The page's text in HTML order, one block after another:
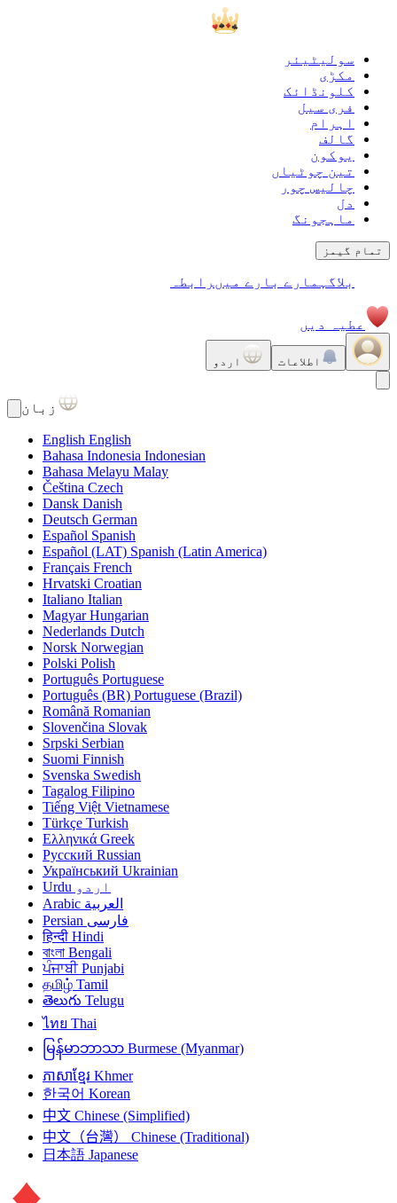
سولیٹیئر
مکڑی
کلونڈائک
فری سیل
اہرام
گالف
يوكون
تین چوٹیاں
چالیس چور
دل
ماہجونگ
تمام گیمز
بلاگ ہمارے بارے میں رابطہ
عطیہ دیں
اطلاعات اردو
زبان
English English
Bahasa Indonesia Indonesian
Bahasa Melayu Malay
Čeština Czech
Dansk Danish
Deutsch German
Español Spanish
Español (LAT) Spanish (Latin America)
Français French
Hrvatski Croatian
Italiano Italian
Magyar Hungarian
Nederlands Dutch
Norsk Norwegian
Polski Polish
Português Portuguese
Português (BR) Portuguese (Brazil)
Română Romanian
Slovenčina Slovak
Srpski Serbian
Suomi Finnish
Svenska Swedish
Tagalog Filipino
Tiếng Việt Vietnamese
Türkçe Turkish
Ελληνικά Greek
Русский Russian
Український Ukrainian
اردو Urdu
العربية Arabic
فارسی Persian
हिन्दी Hindi
বাংলা Bengali
ਪੰਜਾਬੀ Punjabi
தமிழ் Tamil
తెలుగు Telugu
ไทย Thai
မြန်မာဘာသာ Burmese (Myanmar)
ភាសាខ្មែរ Khmer
한국어 Korean
中文 Chinese (Simplified)
中文（台灣）
Chinese (Traditional)
日本語 Japanese